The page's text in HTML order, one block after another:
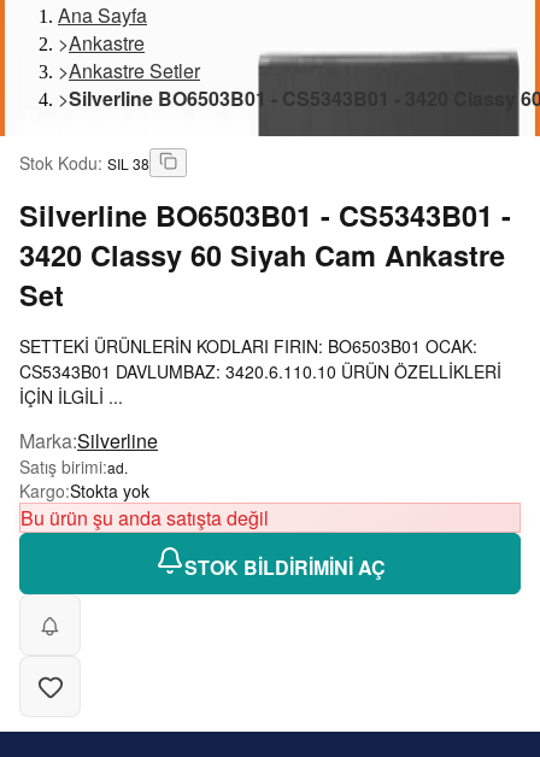
Ana Sayfa
>Ankastre
>Ankastre Setler
>Silverline BO6503B01 - CS5343B01 - 3420 Classy
Stok Kodu: SIL 38
Silverline BO6503B01 - CS5343B01 -
3420 Classy 60 Siyah Cam Ankastre
Set
SETTEKİ ÜRÜNLERİN KODLARI FIRIN: BO6503B01 OCAK:
CS5343B01 DAVLUMBAZ: 3420.6.110.10 ÜRÜN ÖZELLİKLERİ
İÇİN İLGİLİ ...
Marka:Silverline
Satış birimi:ad.
Kargo:Stokta yok
Bu ürün şu anda satışta değil
STOK BİLDİRİMİNİ AÇ